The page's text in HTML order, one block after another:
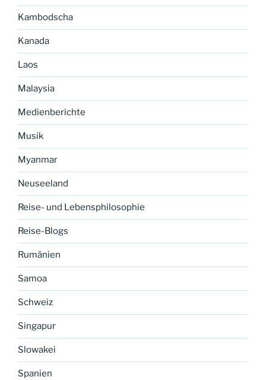
Kambodscha
Kanada
Laos
Malaysia
Medienberichte
Musik
Myanmar
Neuseeland
Reise- und Lebensphilosophie
Reise-Blogs
Rumänien
Samoa
Schweiz
Singapur
Slowakei
Spanien